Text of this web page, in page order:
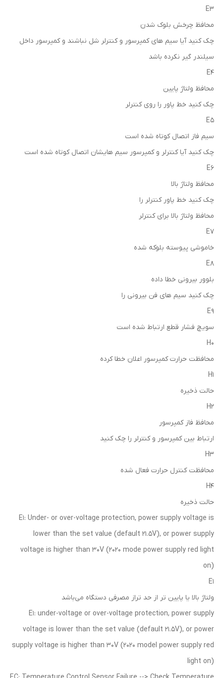
E3
محافظ چرخش بلوک شدن
چک کنید آیا سیم های کمپرسور و کنترلر شل نباشند و کمپرسور داخل
سیلندر گیر نکرده باشد
E4
محافظ ولتاژ پایین
چک کنید خط پاور را روی کنترلر
E5
سیم فاز اتصال کوتاه شده است
چک کنید آیا کنترلر و کمپرسور سیم هایشان اتصال کوتاه شده است
E6
محافظ ولتاژ بالا
چک کنید خط پاور کنترلر را
محافظ ولتاژ بالا برای کنترلر
E7
خاموشی پیوسته بلوکه شده
E8
بلوور بیرونی خطا داده
چک کنید سیم های فن بیرونی را
E9
سویچ فشار قطع ارتباط شده است
H0
محافظت حرارت کمپرسور اعلان خطا کرده
H1
حالت ذخیره
H2
محافظ فاز کمپرسور
ارتباط بین کمپرسور و کنترلر را چک کنید
H3
محافظت کنترل حرارت فعال شده
H4
حالت ذخیره
E1: Under- or over-voltage protection, power supply voltage is
lower than the set value (default 21.5V), or power supply
voltage is higher than 30V (2020 mode power supply red light
on)
ولتاژ بالا یا پایین تر از حد تراز مصرفی دستگاه می‌باشد
E1: under-voltage or over-voltage protection, power supply
voltage is lower than the set value (default 21.5V), or power
supply voltage is higher than 30V (2020 model power supply red
light on)